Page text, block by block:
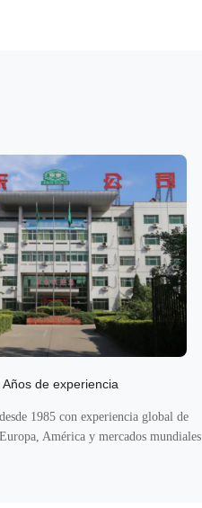
Años de experiencia
1985 con experiencia global de
América y mercados mundiales.